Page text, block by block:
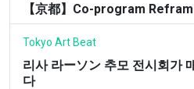
【京都】Co-program
Tokyo Art Beat
리사 라ーソン 추모 전시회가
다